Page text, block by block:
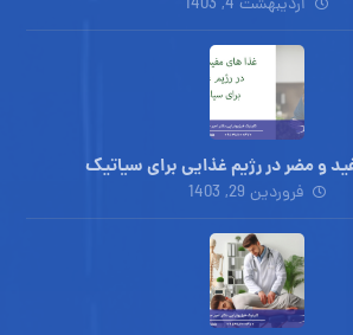
اردیبهشت 4, 1403
و مضر در رژیم غذایی برای سیاتیک
فروردین 29, 1403